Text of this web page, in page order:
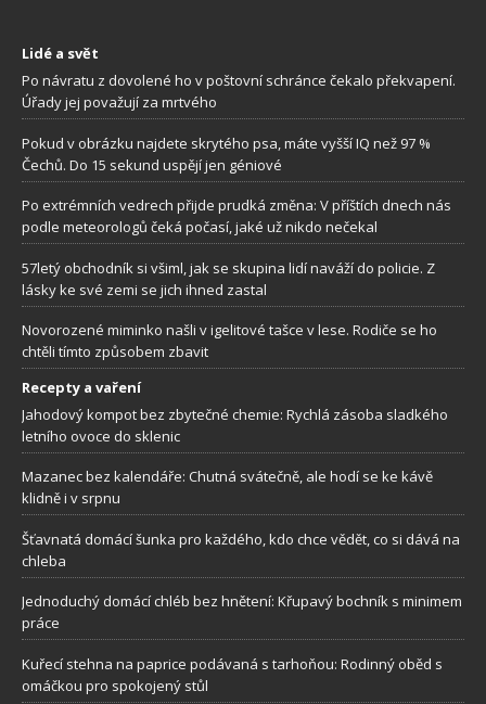
Lidé a svět
Po návratu z dovolené ho v poštovní schránce čekalo překvapení.
Úřady jej považují za mrtvého
Pokud v obrázku najdete skrytého psa, máte vyšší IQ než 97 %
Čechů. Do 15 sekund uspějí jen géniové
Po extrémních vedrech přijde prudká změna: V příštích dnech nás
podle meteorologů čeká počasí, jaké už nikdo nečekal
57letý obchodník si všiml, jak se skupina lidí naváží do policie. Z
lásky ke své zemi se jich ihned zastal
Novorozené miminko našli v igelitové tašce v lese. Rodiče se ho
chtěli tímto způsobem zbavit
Recepty a vaření
Jahodový kompot bez zbytečné chemie: Rychlá zásoba sladkého
letního ovoce do sklenic
Mazanec bez kalendáře: Chutná svátečně, ale hodí se ke kávě
klidně i v srpnu
Šťavnatá domácí šunka pro každého, kdo chce vědět, co si dává na
chleba
Jednoduchý domácí chléb bez hnětení: Křupavý bochník s minimem
práce
Kuřecí stehna na paprice podávaná s tarhoňou: Rodinný oběd s
omáčkou pro spokojený stůl